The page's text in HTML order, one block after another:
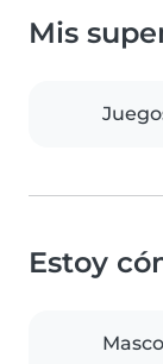
Mis
Estoy